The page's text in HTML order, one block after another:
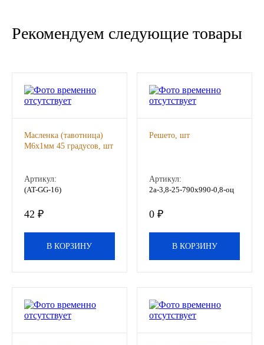
Оригинальные масла
MOZER
North Sea Lubricants
АПП
Другие бренды подшипников
Рекомендуем следующие товары
Масленка (тавотница)
М6х1мм 45 градусов, шт
Артикул:
(AT-GG-16)
42 ₽
В КОРЗИНУ
Решето, шт
Артикул:
2а-3,8-25-790х990-0,8-оц
0 ₽
В КОРЗИНУ